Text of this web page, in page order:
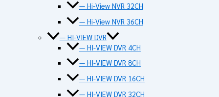
— Hi-View NVR 32CH
— Hi-View NVR 36CH
— HI-VIEW DVR
— HI-VIEW DVR 4CH
— HI-VIEW DVR 8CH
— HI-VIEW DVR 16CH
— HI-VIEW DVR 32CH